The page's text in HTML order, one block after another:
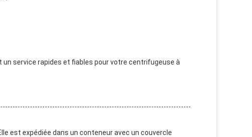
service rapides et fiables pour votre centrifugeuse à
est expédiée dans un conteneur avec un couvercle